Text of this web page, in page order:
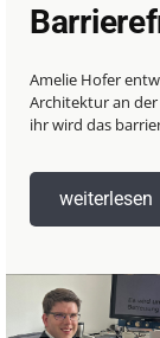
Amelie Hofer
Architektur an
ihr wird das
weiterlesen